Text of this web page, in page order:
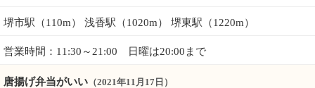
堺市駅（110m） 浅香駅（1020m） 堺東駅（1220m）
営業時間：11:30～21:00 日曜は20:00まで
唐揚げ弁当がいい （2021年11月17日）